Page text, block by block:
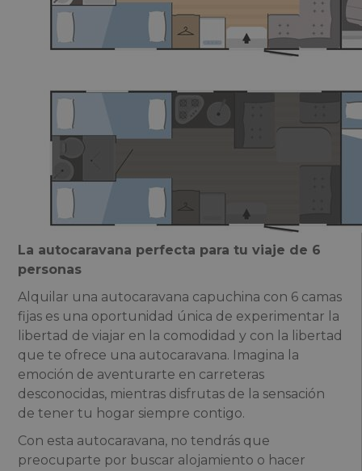
La autocaravana perfecta para tu viaje de 6
personas
Alquilar una autocaravana capuchina con 6 camas
fijas es una oportunidad única de experimentar la
libertad de viajar en la comodidad y con la libertad
que te ofrece una autocaravana. Imagina la
emoción de aventurarte en carreteras
desconocidas, mientras disfrutas de la sensación
de tener tu hogar siempre contigo.
Con esta autocaravana, no tendrás que
preocuparte por buscar alojamiento o hacer